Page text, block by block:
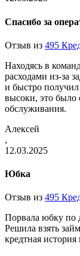
Спасибо за
Отзыв из 495
Находясь в
расходами из-за
и быстро
высоки, это было
обслуживания.
Алексей
,
12.03.2025
Юбка
Отзыв из 495
Порвала юбку по
Решила взять
кредтная